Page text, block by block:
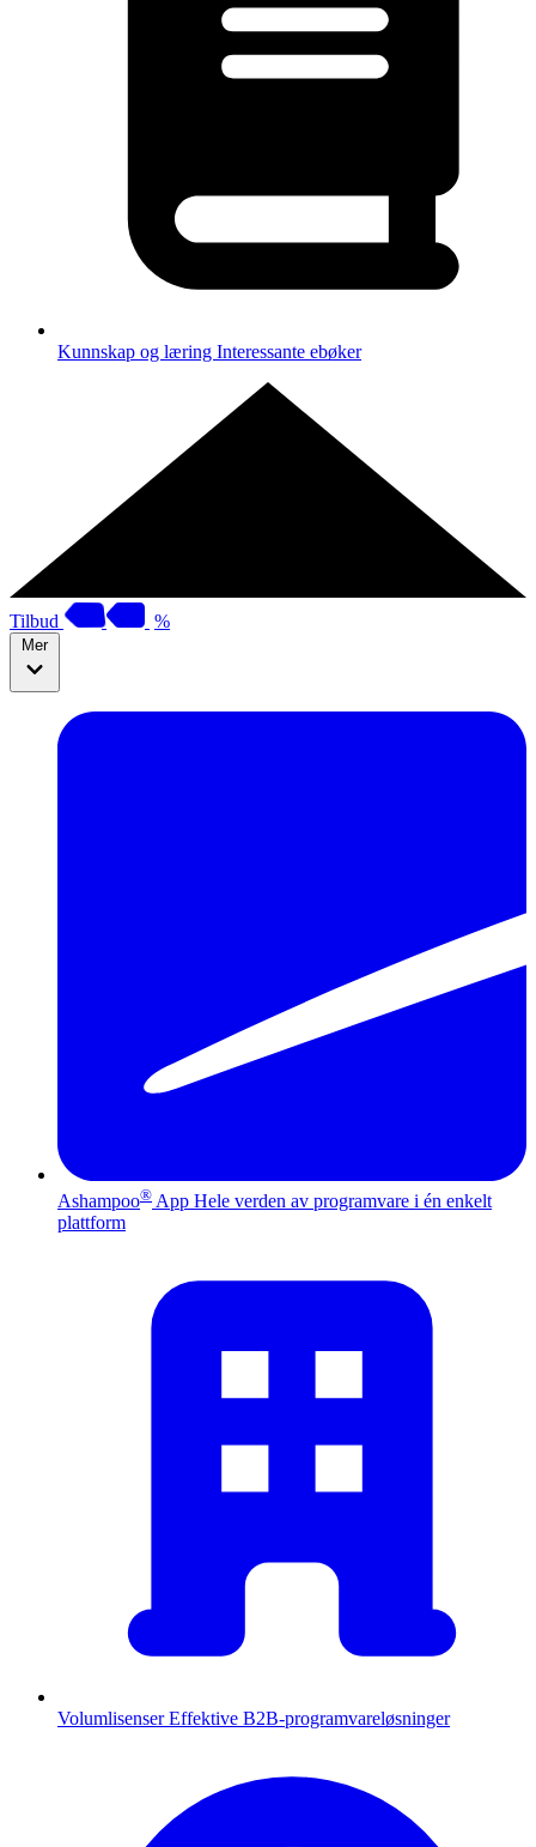
Kunnskap og læring Interessante ebøker
Tilbud %
Mer
Ashampoo® App Hele verden av programvare i én enkelt
plattform
Volumlisenser Effektive B2B-programvareløsninger